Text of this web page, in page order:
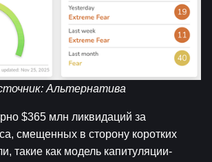
Альтернатива
$365 млн ликвидаций за
смещенных в сторону коротких
такие как модель капитуляции-